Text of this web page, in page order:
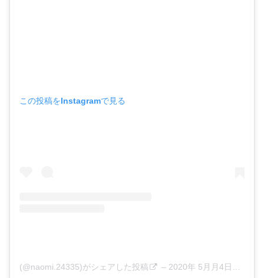
この投稿をInstagramで見る
(@naomi.24335)がシェアした投稿 – 2020年 5月月4日午前5時01分PDT